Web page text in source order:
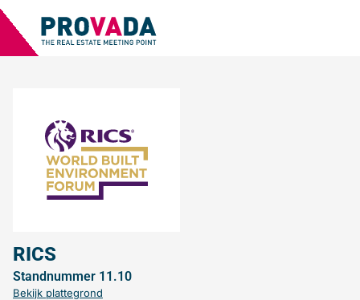
RICS
Standnummer 11.10
Bekijk plattegrond